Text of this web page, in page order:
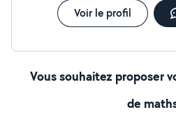
Voir le profil
Vous souhaitez proposer
de